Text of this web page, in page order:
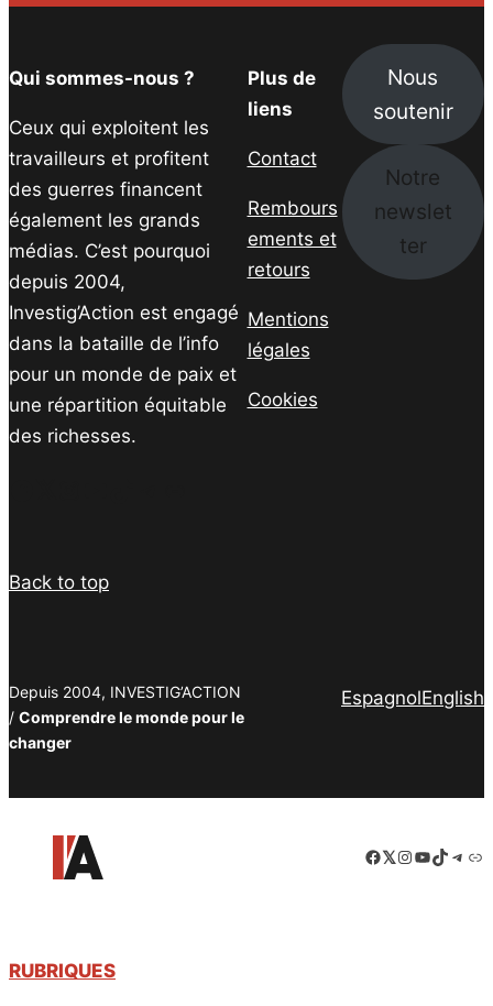
Qui sommes-nous ?
Ceux qui exploitent les
travailleurs et profitent
des guerres financent
également les grands
médias. C’est pourquoi
depuis 2004,
Investig’Action est engagé
dans la bataille de l’info
pour un monde de paix et
une répartition équitable
des richesses.
Plus de
liens
Contact
Rembours
ements et
retours
Mentions
légales
Cookies
Nous
soutenir
Notre
newslet
ter
Back to top
Depuis 2004, INVESTIG’ACTION
/ Comprendre le monde pour le
changer
EspagnolEnglish
Facebook
LinkedIn
Instagram
YouTube
TikTok
RUBRIQUES